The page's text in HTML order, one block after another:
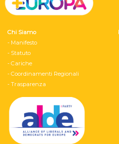
Chi Siamo
- Manifesto
- Statuto
- Cariche
- Coordinamenti Regionali
- Trasparenza